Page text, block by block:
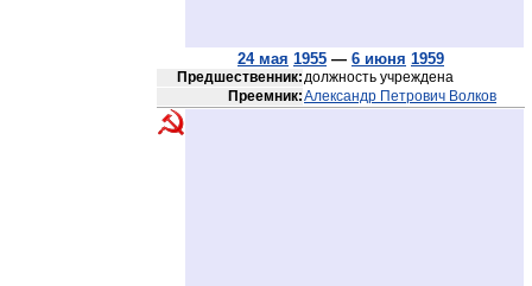
24 мая 1955 — 6 июня 1959
Предшественник:должность учреждена
Преемник:Александр Петрович Волков